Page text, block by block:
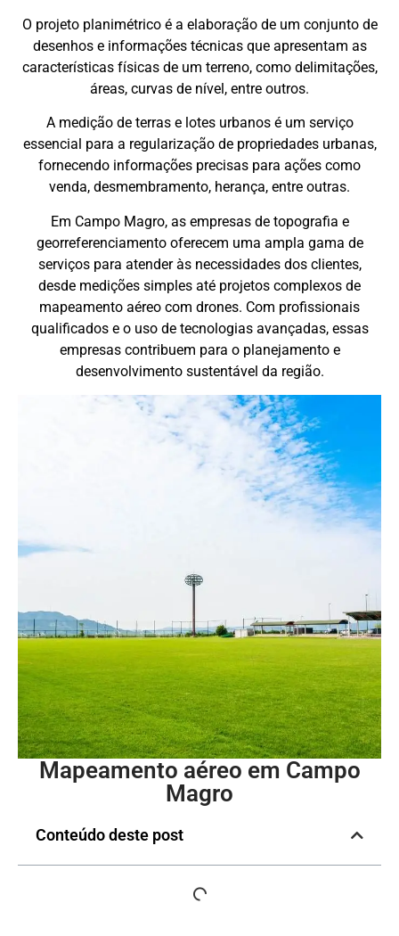
O projeto planimétrico é a elaboração de um conjunto de
desenhos e informações técnicas que apresentam as
características físicas de um terreno, como delimitações,
áreas, curvas de nível, entre outros.
A medição de terras e lotes urbanos é um serviço
essencial para a regularização de propriedades urbanas,
fornecendo informações precisas para ações como
venda, desmembramento, herança, entre outras.
Em Campo Magro, as empresas de topografia e
georreferenciamento oferecem uma ampla gama de
serviços para atender às necessidades dos clientes,
desde medições simples até projetos complexos de
mapeamento aéreo com drones. Com profissionais
qualificados e o uso de tecnologias avançadas, essas
empresas contribuem para o planejamento e
desenvolvimento sustentável da região.
Mapeamento aéreo em Campo
Magro
Conteúdo deste post